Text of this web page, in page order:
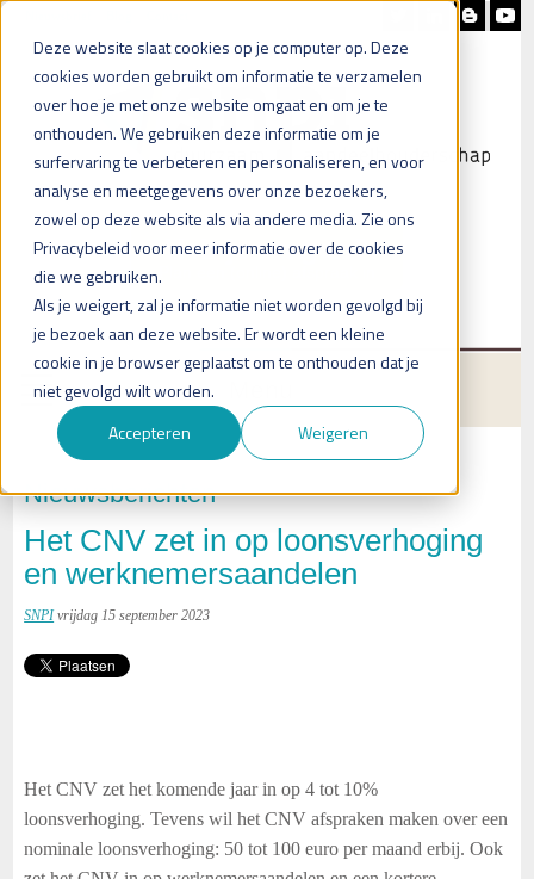
Deze website slaat cookies op je computer op. Deze
cookies worden gebruikt om informatie te verzamelen
over hoe je met onze website omgaat en om je te
onthouden. We gebruiken deze informatie om je
surfervaring te verbeteren en personaliseren, en voor
analyse en meetgegevens over onze bezoekers,
zowel op deze website als via andere media. Zie ons
Privacybeleid voor meer informatie over de cookies
die we gebruiken.
Als je weigert, zal je informatie niet worden gevolgd bij
je bezoek aan deze website. Er wordt een kleine
cookie in je browser geplaatst om te onthouden dat je
niet gevolgd wilt worden.
Accepteren
Weigeren
Heb je vragen?
Nieuwsberichten
Het CNV zet in op loonsverhoging
en werknemersaandelen
SNPIvrijdag 15 september 2023
Het CNV zet het komende jaar in op 4 tot 10%
loonsverhoging. Tevens wil het CNV afspraken maken over een
nominale loonsverhoging: 50 tot 100 euro per maand erbij. Ook